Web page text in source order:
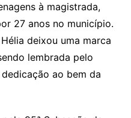
à magistrada,
27 anos no município.
deixou uma marca
lembrada pelo
ao bem da